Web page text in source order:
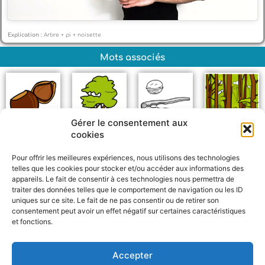
Gérer le consentement aux
cookies
Pour offrir les meilleures expériences, nous utilisons des technologies
telles que les cookies pour stocker et/ou accéder aux informations des
appareils. Le fait de consentir à ces technologies nous permettra de
traiter des données telles que le comportement de navigation ou les ID
uniques sur ce site. Le fait de ne pas consentir ou de retirer son
consentement peut avoir un effet négatif sur certaines caractéristiques
et fonctions.
Accepter
Explication : Arbre + pi + noisette
Mots associés
Arbre
a
h
e
s
a